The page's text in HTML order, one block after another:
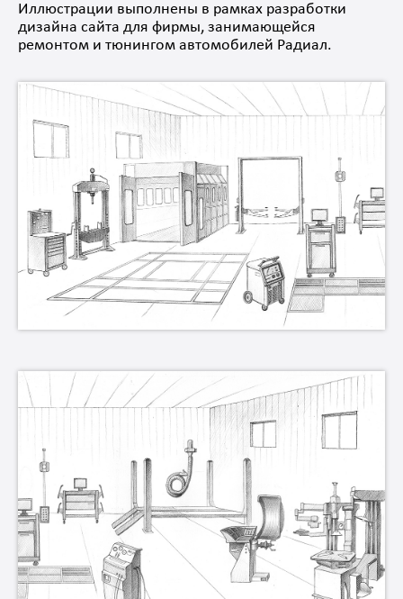
Иллюстрации выполнены в рамках разработки
дизайна сайта для фирмы, занимающейся
ремонтом и тюнингом автомобилей Радиал.